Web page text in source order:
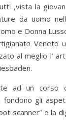
,vista la
da uomo
e Donna
Veneto
al meglio l’
ad un corso
fondono gli
scanner” e la